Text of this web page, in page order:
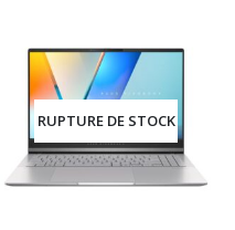
RUPTURE DE STOCK